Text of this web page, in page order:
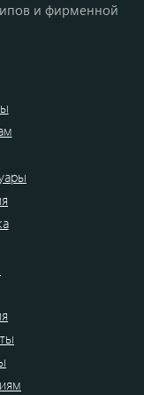
и фирменной